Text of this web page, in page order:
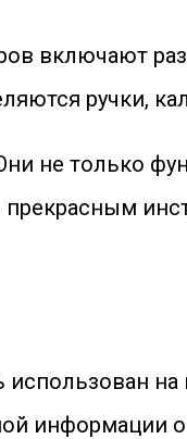
включают
ручки,
не только
на
информации